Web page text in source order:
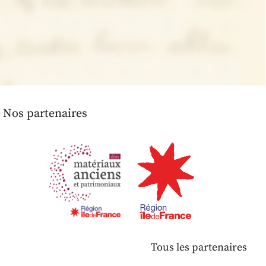
Nos partenaires
Tous les partenaires